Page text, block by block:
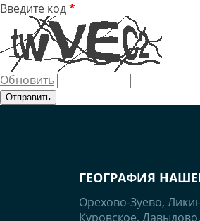
Введите код*
Обновить
ГЕОГРАФИЯ
Орехово-Зуево,
Куровское,